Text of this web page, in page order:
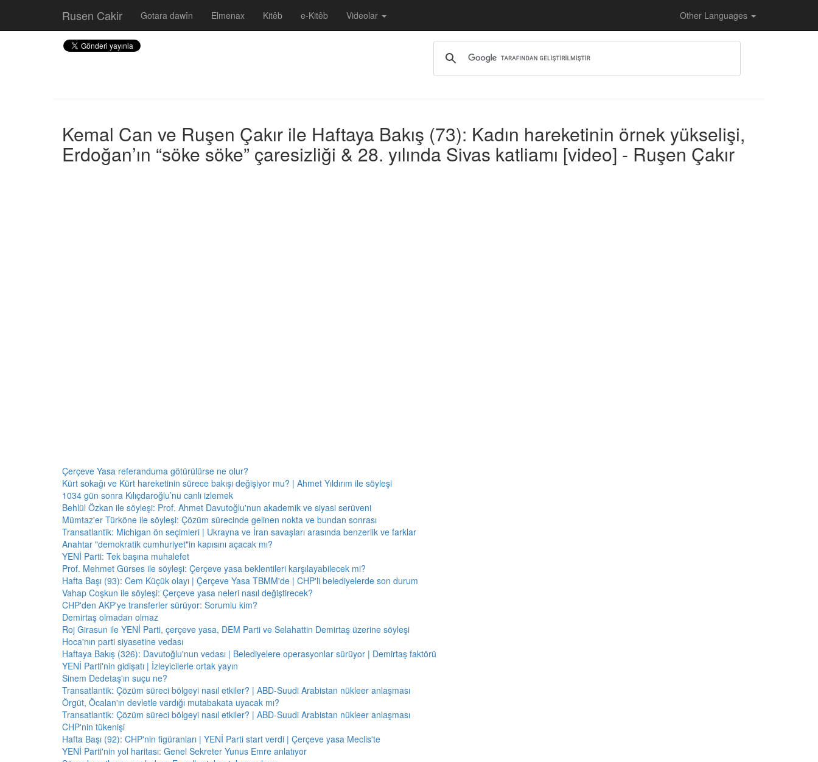
Rusen Cakir Gotara dawîn Elmenax Kitêb e-Kitêb Videolar Other Languages
Kemal Can ve Ruşen Çakır ile Haftaya Bakış (73): Kadın hareketinin örnek yükselişi,
Erdoğan’ın “söke söke” çaresizliği & 28. yılında Sivas katliamı [video] - Ruşen Çakır
Çerçeve Yasa referanduma götürülürse ne olur?
Kürt sokağı ve Kürt hareketinin sürece bakışı değişiyor mu? | Ahmet Yıldırım ile söyleşi
1034 gün sonra Kılıçdaroğlu’nu canlı izlemek
Behlül Özkan ile söyleşi: Prof. Ahmet Davutoğlu'nun akademik ve siyasi serüveni
Mümtaz'er Türköne ile söyleşi: Çözüm sürecinde gelinen nokta ve bundan sonrası
Transatlantik: Michigan ön seçimleri | Ukrayna ve İran savaşları arasında benzerlik ve farklar
Anahtar "demokratik cumhuriyet"in kapısını açacak mı?
YENİ Parti: Tek başına muhalefet
Prof. Mehmet Gürses ile söyleşi: Çerçeve yasa beklentileri karşılayabilecek mi?
Hafta Başı (93): Cem Küçük olayı | Çerçeve Yasa TBMM'de | CHP'li belediyelerde son durum
Vahap Coşkun ile söyleşi: Çerçeve yasa neleri nasıl değiştirecek?
CHP'den AKP'ye transferler sürüyor: Sorumlu kim?
Demirtaş olmadan olmaz
Roj Girasun ile YENİ Parti, çerçeve yasa, DEM Parti ve Selahattin Demirtaş üzerine söyleşi
Hoca'nın parti siyasetine vedası
Haftaya Bakış (326): Davutoğlu'nun vedası | Belediyelere operasyonlar sürüyor | Demirtaş faktörü
YENİ Parti'nin gidişatı | İzleyicilerle ortak yayın
Sinem Dedetaş'ın suçu ne?
Transatlantik: Çözüm süreci bölgeyi nasıl etkiler? | ABD-Suudi Arabistan nükleer anlaşması
Örgüt, Öcalan'ın devletle vardığı mutabakata uyacak mı?
Transatlantik: Çözüm süreci bölgeyi nasıl etkiler? | ABD-Suudi Arabistan nükleer anlaşması
CHP'nin tükenişi
Hafta Başı (92): CHP'nin figüranları | YENİ Parti start verdi | Çerçeve yasa Meclis'te
YENİ Parti'nin yol haritası: Genel Sekreter Yunus Emre anlatıyor